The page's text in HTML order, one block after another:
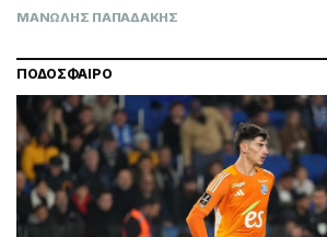
ΜΑΝΩΛΗΣ ΠΑΠΑΔΑΚΗΣ
ΠΟΔΟΣΦΑΙΡΟ